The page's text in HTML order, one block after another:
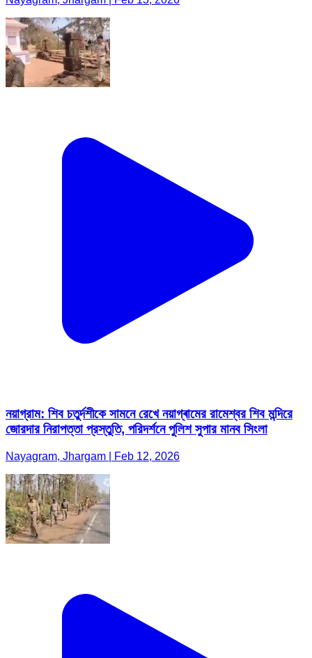
নয়াগ্রাম: শিব চতুর্দশীকে সামনে রেখে নয়াগ্ৰামের রামেশ্বর শিব মন্দিরে
জোরদার নিরাপত্তা প্রস্তুতি, পরিদর্শনে পুলিশ সুপার মানব সিংলা
Nayagram, Jhargam | Feb 12, 2026